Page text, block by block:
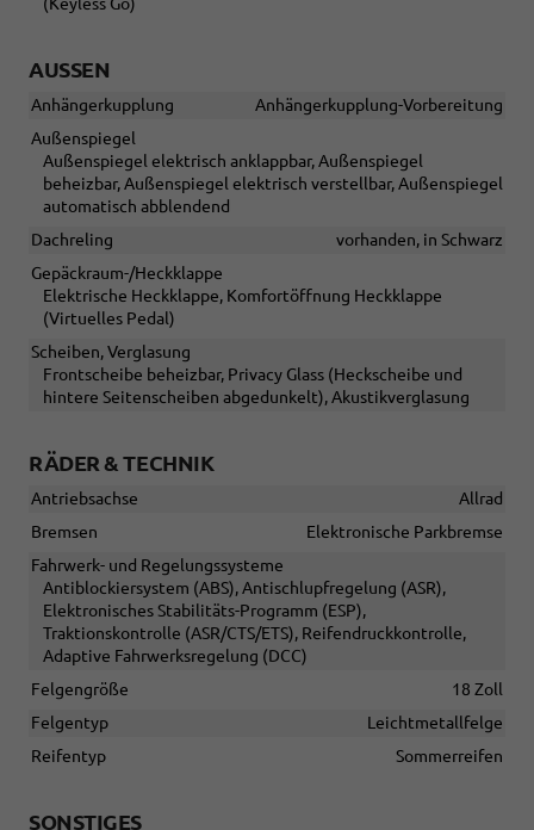
(Keyless Go)
AUSSEN
Anhängerkupplung
Anhängerkupplung-Vorbereitung
Außenspiegel
Außenspiegel elektrisch anklappbar, Außenspiegel
beheizbar, Außenspiegel elektrisch verstellbar, Außenspiegel
automatisch abblendend
Dachreling
vorhanden, in Schwarz
Gepäckraum-/Heckklappe
Elektrische Heckklappe, Komfortöffnung Heckklappe
(Virtuelles Pedal)
Scheiben, Verglasung
Frontscheibe beheizbar, Privacy Glass (Heckscheibe und
hintere Seitenscheiben abgedunkelt), Akustikverglasung
RÄDER & TECHNIK
Antriebsachse
Allrad
Bremsen
Elektronische Parkbremse
Fahrwerk- und Regelungssysteme
Antiblockiersystem (ABS), Antischlupfregelung (ASR),
Elektronisches Stabilitäts-Programm (ESP),
Traktionskontrolle (ASR/CTS/ETS), Reifendruckkontrolle,
Adaptive Fahrwerksregelung (DCC)
Felgengröße
18 Zoll
Felgentyp
Leichtmetallfelge
Reifentyp
Sommerreifen
SONSTIGES